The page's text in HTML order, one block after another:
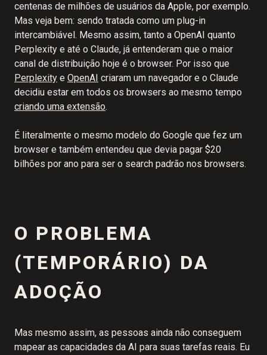
centenas de milhões de usuários da Apple, por exemplo.
Mas veja bem: sendo tratada como um plug-in
intercambiável. Mesmo assim, tanto a OpenAI quanto
Perplexity e até o Claude, já entenderam que o maior
canal de distribuição hoje é o browser. Por isso que
Perplexity e OpenAI criaram um navegador e o Claude
decidiu estar em todos os browsers ao mesmo tempo
criando uma extensão.
É literalmente o mesmo modelo do Google que fez um
browser e também entendeu que devia pagar $20
bilhões por ano para ser o search padrão nos browsers.
O PROBLEMA
(TEMPORÁRIO) DA
ADOÇÃO
Mas mesmo assim, as pessoas ainda não conseguem
mapear as capacidades da AI para suas tarefas reais. Eu